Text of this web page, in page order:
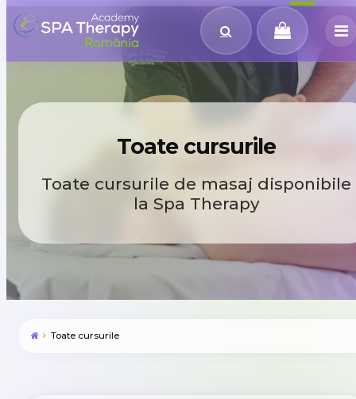
Toate cursurile
Toate cursurile de masaj disponibile
la Spa Therapy
Toate cursurile